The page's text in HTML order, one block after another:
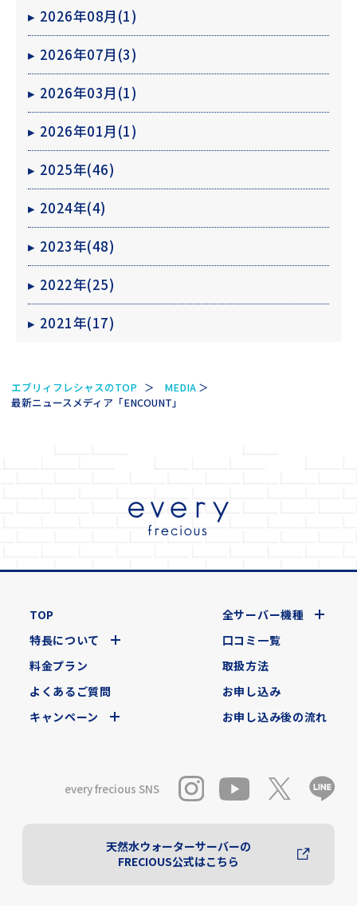
年体験レポート こだわりの暮らし
▸ 2026年08月(1)
▸ 2026年07月(3)
▸ 2026年03月(1)
▸ 2026年01月(1)
▸ 2025年(46)
▸ 2024年(4)
▸ 2023年(48)
▸ 2022年(25)
▸ 2021年(17)
エブリィフレシャスのTOP
MEDIA
最新ニュースメディア「ENCOUNT」
TOP
特長について
料金プラン
よくあるご質問
キャンペーン
全サーバー機種
口コミ一覧
取扱方法
お申し込み
お申し込み後の流れ
every frecious SNS
天然水ウォーターサーバーの
FRECIOUS公式はこちら